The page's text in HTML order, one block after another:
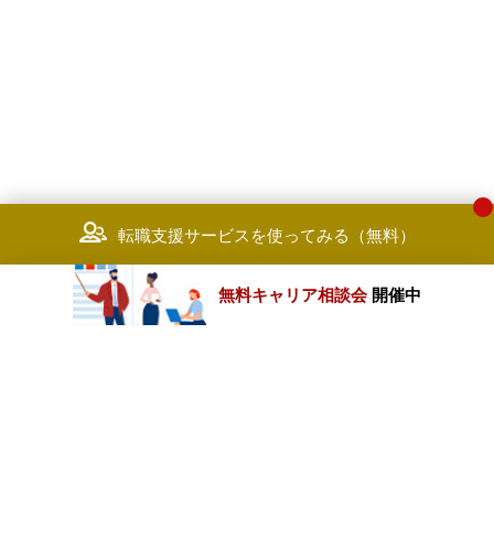
転職支援サービスを使ってみる（無料）
無料キャリア相談会 開催中